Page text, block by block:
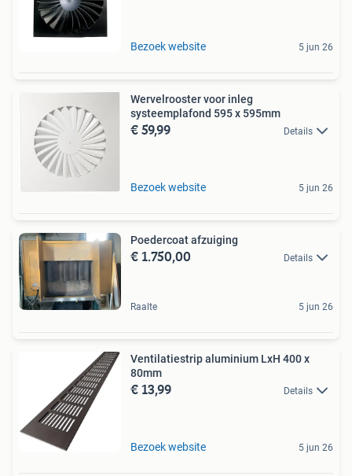
Bezoek website 5 jun 26
Wervelrooster voor inleg
systeemplafond 595 x 595mm
€ 59,99 Details
Bezoek website 5 jun 26
Poedercoat afzuiging
€ 1.750,00 Details
Raalte 5 jun 26
Ventilatiestrip aluminium LxH 400 x
80mm
€ 13,99 Details
Bezoek website 5 jun 26